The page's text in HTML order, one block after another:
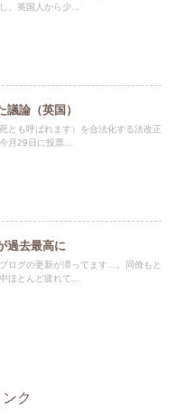
、英国人から少...
論（英国）
とも呼ばれます）を合法化する法改正
月29日に投票...
過去最高に
ログの更新が滞ってます…。同僚もと
ほとんど疲れて...
ク